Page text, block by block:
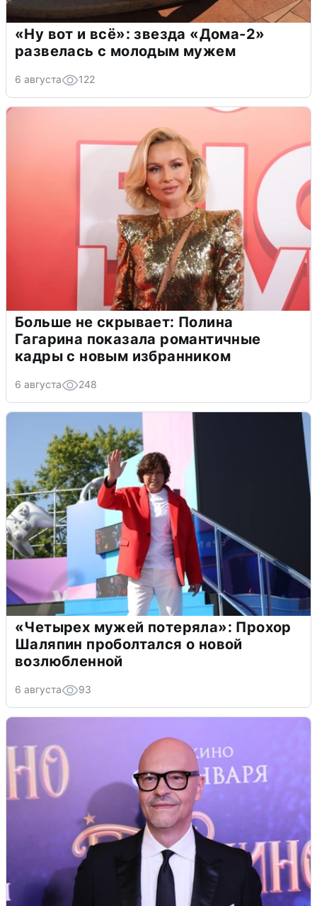
«Ну вот и всё»: звезда «Дома-2»
развелась с молодым мужем
6 августа 122
Больше не скрывает: Полина
Гагарина показала романтичные
кадры с новым избранником
6 августа 248
«Четырех мужей потеряла»: Прохор
Шаляпин проболтался о новой
возлюбленной
6 августа 93